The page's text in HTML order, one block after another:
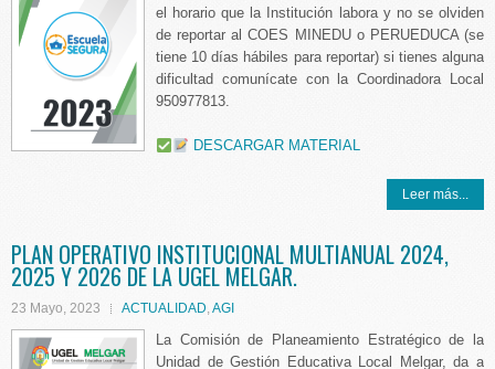
el horario que la Institución labora y no se olviden
de reportar al COES MINEDU o PERUEDUCA (se
tiene 10 días hábiles para reportar) si tienes alguna
dificultad comunícate con la Coordinadora Local
950977813.
DESCARGAR MATERIAL
Leer más...
PLAN OPERATIVO INSTITUCIONAL MULTIANUAL 2024,
2025 Y 2026 DE LA UGEL MELGAR.
23 Mayo, 2023 ACTUALIDAD,AGI
La Comisión de Planeamiento Estratégico de la
Unidad de Gestión Educativa Local Melgar, da a